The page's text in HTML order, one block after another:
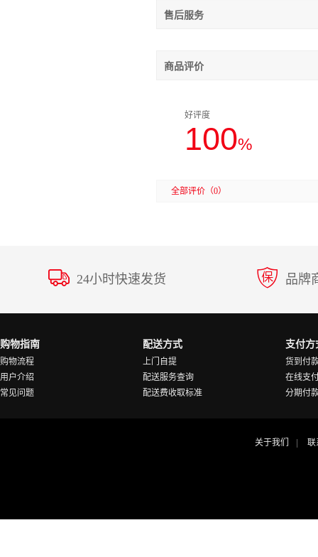
售后服务
商品评价
好评度
100%
全部评价 （0）
24小时快速发货 品牌
购物指南
购物流程
用户介绍
常见问题
配送方式
上门自提
配送服务查询
配送费收取标准
支付方
货到付
在线支
分期付
关于我们 联